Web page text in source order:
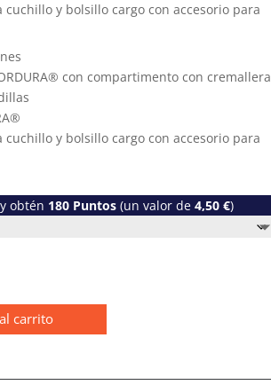
cuchillo y bolsillo cargo con accesorio para
con compartimento con cremallera
cuchillo y bolsillo cargo con accesorio para
obtén 180 Puntos (un valor de4,50€)
carrito